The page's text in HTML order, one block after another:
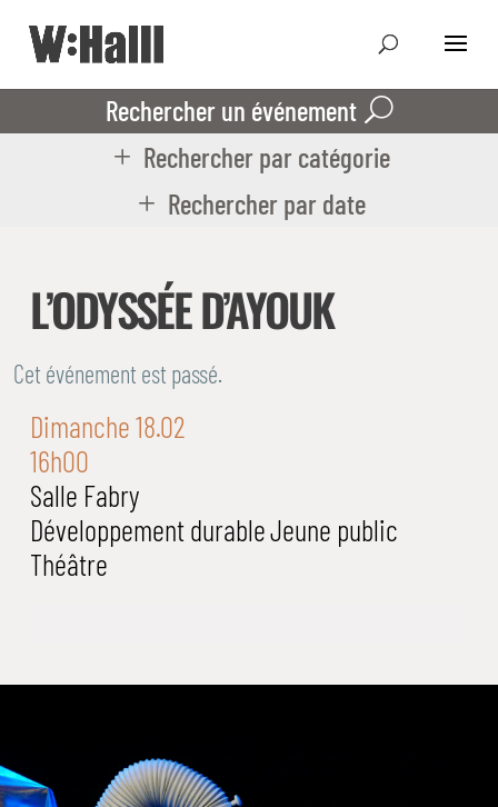
Rechercher un événement
Rechercher par catégorie
Rechercher par date
L’ODYSSÉE D’AYOUK
Cet événement est passé.
Dimanche 18.02
16h00
Salle Fabry
Développement durableJeune public
Théâtre